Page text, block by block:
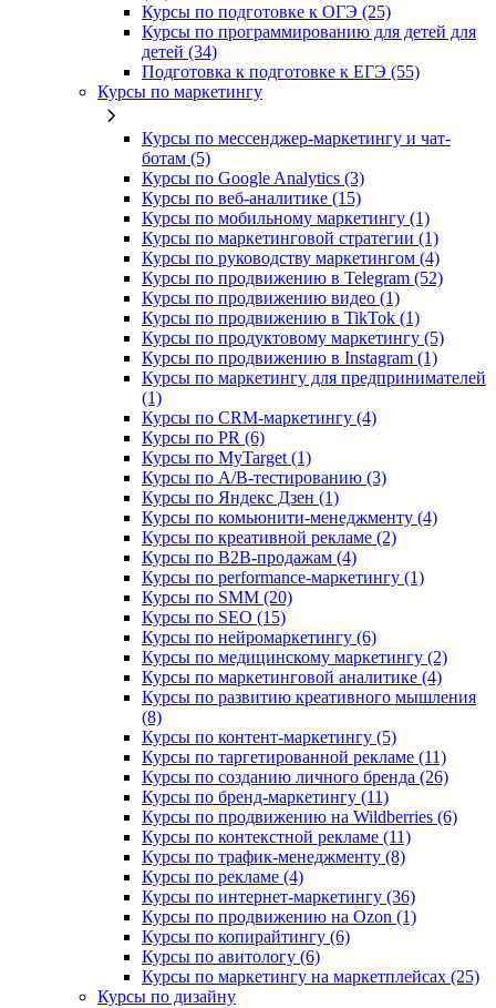
Курсы по подготовке к ОГЭ (25)
Курсы по программированию для детей для
детей (34)
Подготовка к подготовке к ЕГЭ (55)
Курсы по маркетингу
Курсы по мессенджер-маркетингу и чат-
ботам (5)
Курсы по Google Analytics (3)
Курсы по веб-аналитике (15)
Курсы по мобильному маркетингу (1)
Курсы по маркетинговой стратегии (1)
Курсы по руководству маркетингом (4)
Курсы по продвижению в Telegram (52)
Курсы по продвижению видео (1)
Курсы по продвижению в TikTok (1)
Курсы по продуктовому маркетингу (5)
Курсы по продвижению в Instagram (1)
Курсы по маркетингу для предпринимателей
(1)
Курсы по CRM-маркетингу (4)
Курсы по PR (6)
Курсы по MyTarget (1)
Курсы по A/B-тестированию (3)
Курсы по Яндекс Дзен (1)
Курсы по комьюнити-менеджменту (4)
Курсы по креативной рекламе (2)
Курсы по B2B-продажам (4)
Курсы по performance-маркетингу (1)
Курсы по SMM (20)
Курсы по SEO (15)
Курсы по нейромаркетингу (6)
Курсы по медицинскому маркетингу (2)
Курсы по маркетинговой аналитике (4)
Курсы по развитию креативного мышления
(8)
Курсы по контент-маркетингу (5)
Курсы по таргетированной рекламе (11)
Курсы по созданию личного бренда (26)
Курсы по бренд-маркетингу (11)
Курсы по продвижению на Wildberries (6)
Курсы по контекстной рекламе (11)
Курсы по трафик-менеджменту (8)
Курсы по рекламе (4)
Курсы по интернет-маркетингу (36)
Курсы по продвижению на Ozon (1)
Курсы по копирайтингу (6)
Курсы по авитологу (6)
Курсы по маркетингу на маркетплейсах (25)
Курсы по дизайну